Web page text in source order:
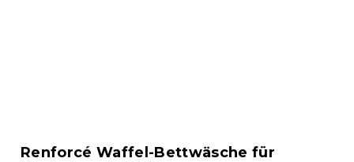
Renforcé Waffel-Bettwäsche für